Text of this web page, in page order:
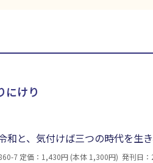
にけり
和と、気付けば三つの時代を
動に違和感を覚える一方で、昔
7 定価：1,430円 (本体 1,300円) 発刊日